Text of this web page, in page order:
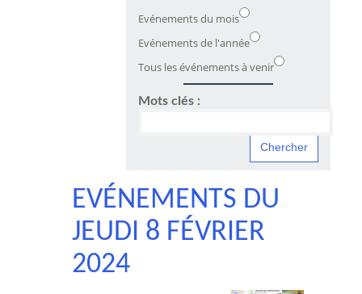
Evénements du mois
Evénements de l'année
Tous les événements à venir
Mots clés :
EVÉNEMENTS DU
JEUDI 8 FÉVRIER
2024